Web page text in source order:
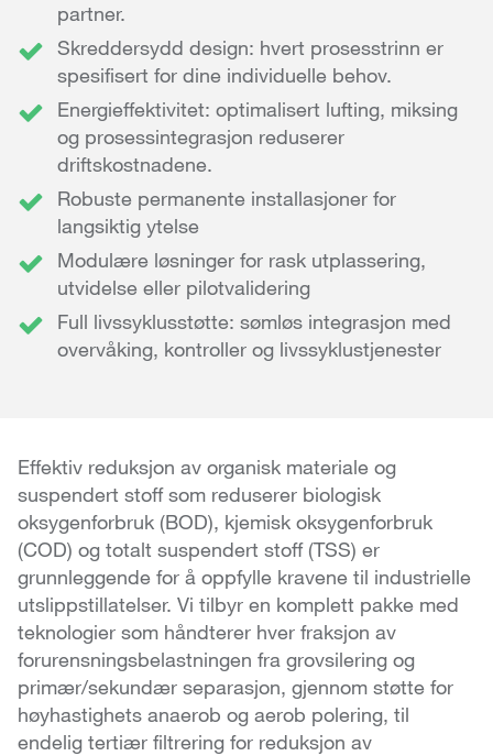
partner.
Skreddersydd design: hvert prosesstrinn er
spesifisert for dine individuelle behov.
Energieffektivitet: optimalisert lufting, miksing
og prosessintegrasjon reduserer
driftskostnadene.
Robuste permanente installasjoner for
langsiktig ytelse
Modulære løsninger for rask utplassering,
utvidelse eller pilotvalidering
Full livssyklusstøtte: sømløs integrasjon med
overvåking, kontroller og livssyklustjenester
Effektiv reduksjon av organisk materiale og
suspendert stoff som reduserer biologisk
oksygenforbruk (BOD), kjemisk oksygenforbruk
(COD) og totalt suspendert stoff (TSS) er
grunnleggende for å oppfylle kravene til industrielle
utslippstillatelser. Vi tilbyr en komplett pakke med
teknologier som håndterer hver fraksjon av
forurensningsbelastningen fra grovsilering og
primær/sekundær separasjon, gjennom støtte for
høyhastighets anaerob og aerob polering, til
endelig tertiær filtrering for reduksjon av